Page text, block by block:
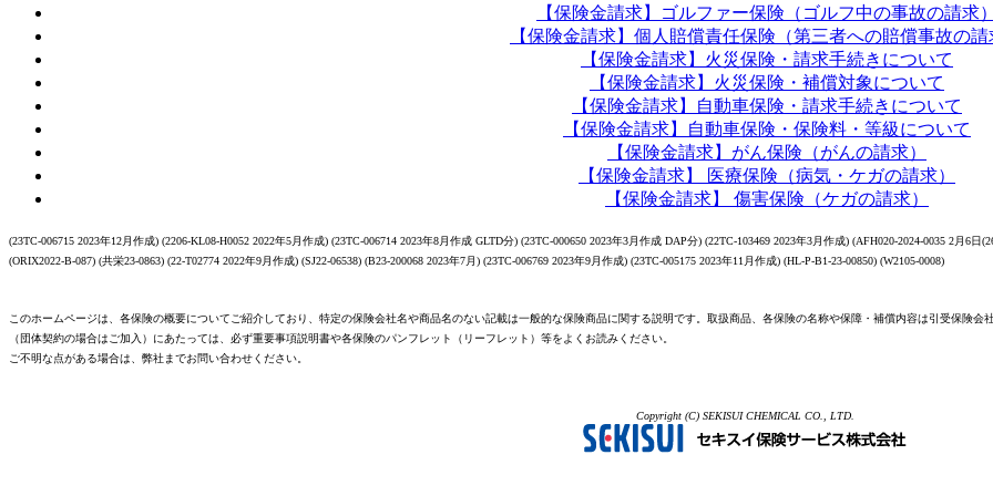
【保険金請求】ゴルファー保険（ゴルフ中の事故の請求）
【保険金請求】個人賠償責任保険（第三者への賠償事故の請
【保険金請求】火災保険・請求手続きについて
【保険金請求】火災保険・補償対象について
【保険金請求】自動車保険・請求手続きについて
【保険金請求】自動車保険・保険料・等級について
【保険金請求】がん保険（がんの請求）
【保険金請求】 医療保険（病気・ケガの請求）
【保険金請求】 傷害保険（ケガの請求）
(23TC-006715 2023年12月作成) (2206-KL08-H0052 2022年5月作成) (23TC-006714 2023年8月作成 GLTD分) (23TC-000650 2023年3月作成 DAP分) (22TC-103469 2023年3月作成) (AFH020-2024-0035 2月6日
(ORIX2022-B-087) (共栄23-0863) (22-T02774 2022年9月作成) (SJ22-06538) (B23-200068 2023年7月) (23TC-006769 2023年9月作成) (23TC-005175 2023年11月作成) (HL-P-B1-23-00850) (W2105-0008)
このホームページは、各保険の概要についてご紹介しており、特定の保険会社名や商品名のない記載は一般的な保険商品に関する説明です。取扱商品、各保険の名称や保障・補償内容は引受保険会
（団体契約の場合はご加入）にあたっては、必ず重要事項説明書や各保険のパンフレット（リーフレット）等をよくお読みください。
ご不明な点がある場合は、弊社までお問い合わせください。
Copyright (C) SEKISUI CHEMICAL CO., LTD.